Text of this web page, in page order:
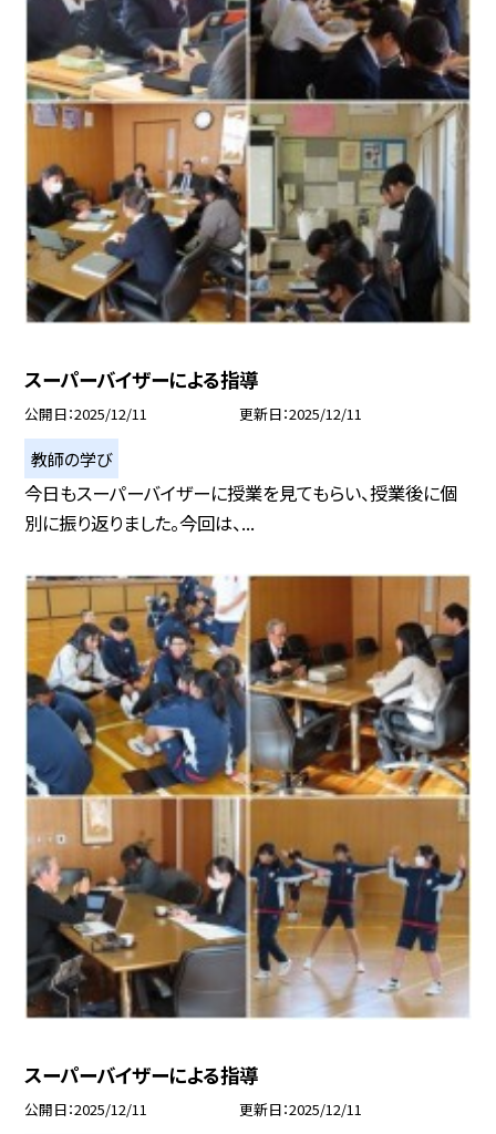
スーパーバイザーによる指導
公開日 2025/12/11 更新日 2025/12/11
教師の学び
今日もスーパーバイザーに授業を見てもらい、授業後に個
別に振り返りました。今回は、...
スーパーバイザーによる指導
公開日 2025/12/11 更新日 2025/12/11